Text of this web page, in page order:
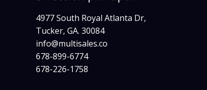
4977 South Royal Atlanta Dr,
Tucker, GA. 30084
info@multisales.co​
678-899-6774
678-226-1758